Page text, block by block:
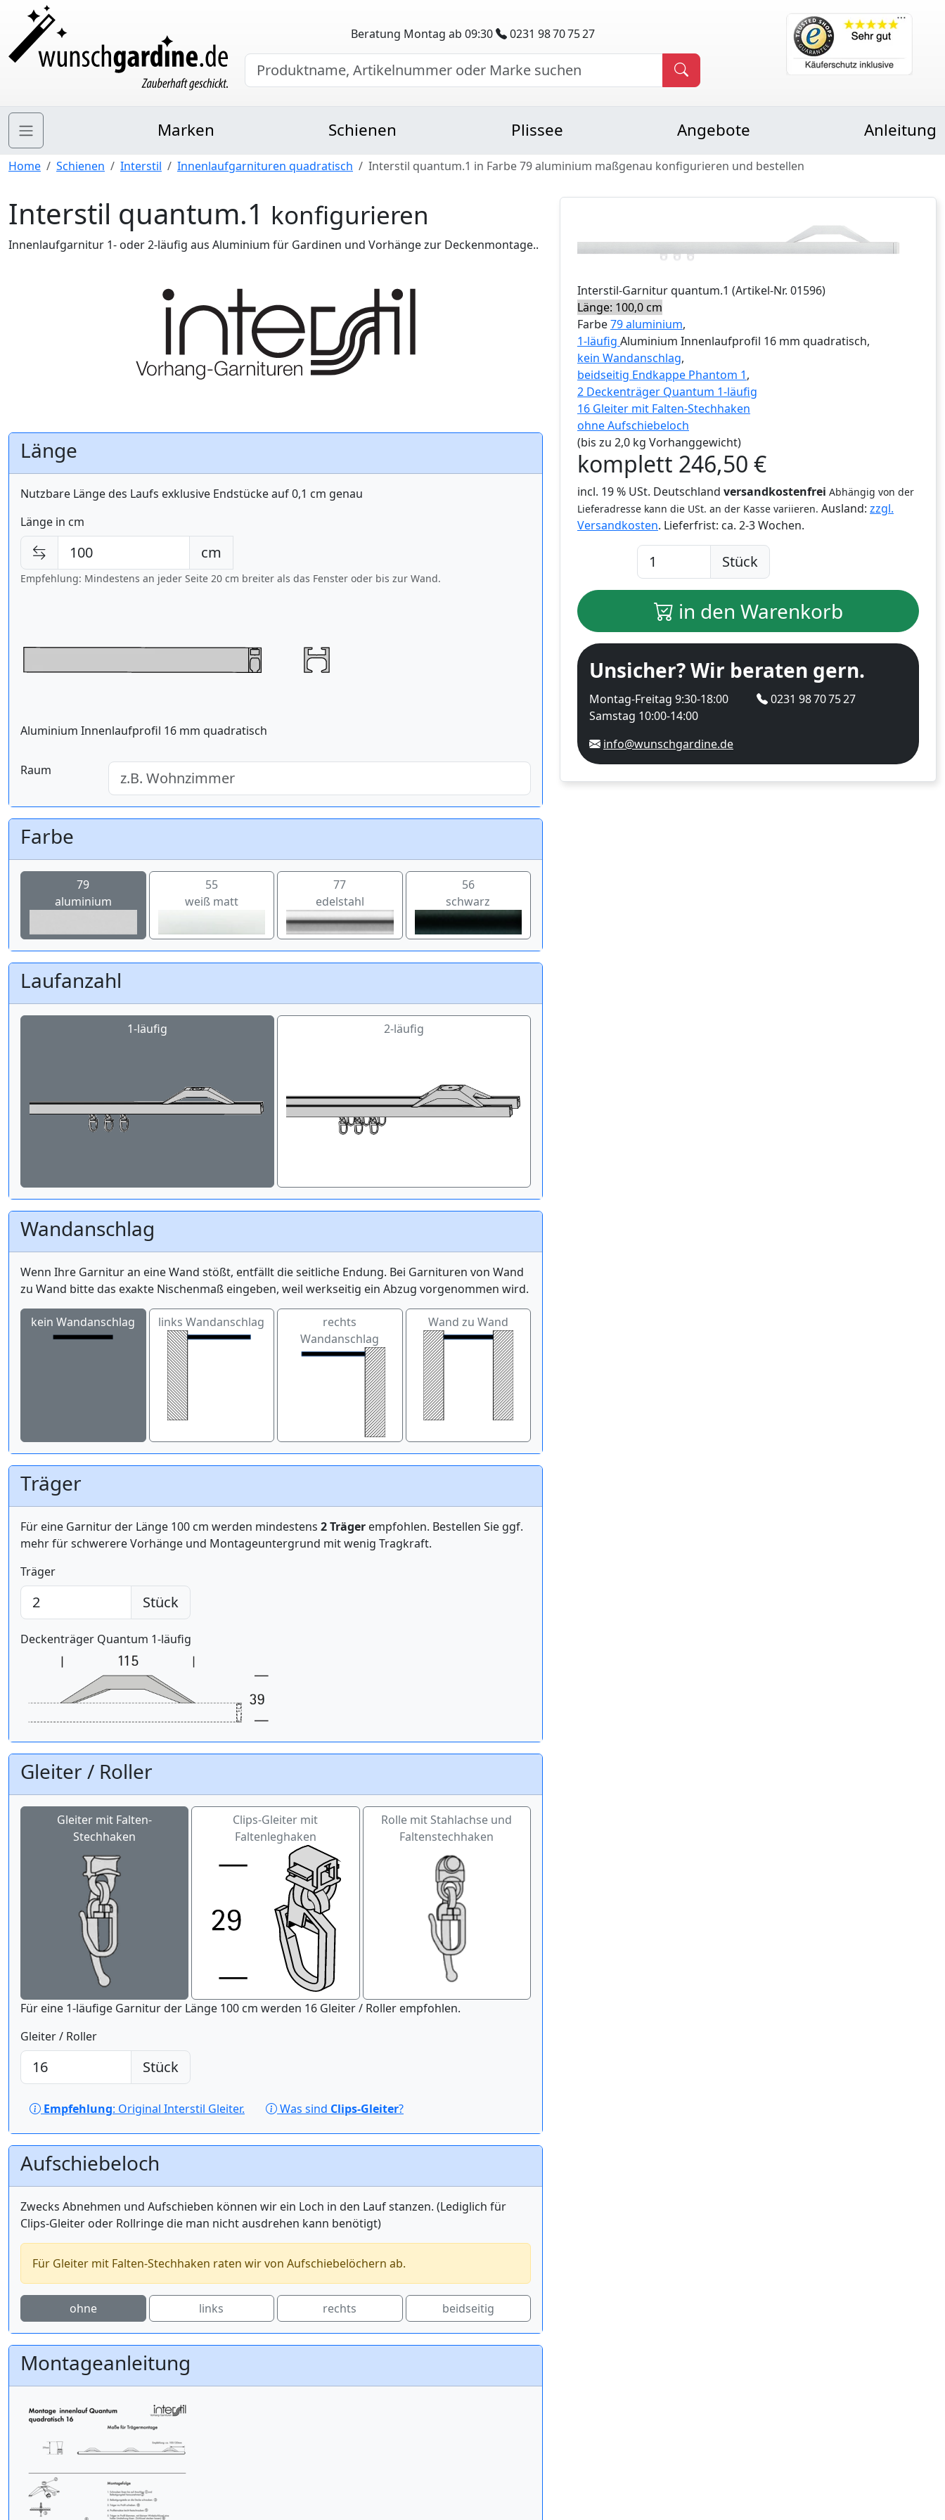
Beratung Montag ab 09:30 0231 98 70 75 27
Marken Schienen Plissee Angebote Anleitung
Home Schienen Interstil Innenlaufgarnituren quadratisch Interstil quantum.1 in Farbe 79 aluminium maßgenau konfigurieren und bestellen
Interstil quantum.1 konfigurieren
Innenlaufgarnitur 1- oder 2-läufig aus Aluminium für Gardinen und Vorhänge zur Deckenmontage..
Länge
Nutzbare Länge des Laufs exklusive Endstücke auf 0,1 cm genau
Länge in cm
cm
Empfehlung: Mindestens an jeder Seite 20 cm breiter als das Fenster oder bis zur Wand.
Aluminium Innenlaufprofil 16 mm quadratisch
Raum
Farbe
79
aluminium
55
weiß matt
77
edelstahl
56
schwarz
Laufanzahl
1-läufig 2-läufig
Wandanschlag
Wenn Ihre Garnitur an eine Wand stößt, entfällt die seitliche Endung. Bei Garnituren von Wand
zu Wand bitte das exakte Nischenmaß eingeben, weil werkseitig ein Abzug vorgenommen wird.
kein Wandanschlag links Wandanschlag
rechts
Wandanschlag
Wand zu Wand
Träger
Für eine Garnitur der Länge 100 cm werden mindestens 2 Träger empfohlen. Bestellen Sie ggf.
mehr für schwerere Vorhänge und Montageuntergrund mit wenig Tragkraft.
Träger
Stück
Deckenträger Quantum 1-läufig
Gleiter / Roller
Gleiter mit Falten-
Stechhaken
Clips-Gleiter mit
Faltenleghaken
Rolle mit Stahlachse und
Faltenstechhaken
Für eine 1-läufige Garnitur der Länge 100 cm werden 16 Gleiter / Roller empfohlen.
Gleiter / Roller
Stück
Empfehlung: Original Interstil Gleiter. Was sind Clips-Gleiter?
Aufschiebeloch
Zwecks Abnehmen und Aufschieben können wir ein Loch in den Lauf stanzen. (Lediglich für
Clips-Gleiter oder Rollringe die man nicht ausdrehen kann benötigt)
Für Gleiter mit Falten-Stechhaken raten wir von Aufschiebelöchern ab.
ohne links rechts beidseitig
Montageanleitung
Interstil-Garniturquantum.1 (Artikel-Nr. 01596)
Länge: 100,0 cm
Farbe79 aluminium,
1-läufig Aluminium Innenlaufprofil 16 mm quadratisch,
kein Wandanschlag,
beidseitig Endkappe Phantom 1,
2 Deckenträger Quantum 1-läufig
16 Gleiter mit Falten-Stechhaken
ohne Aufschiebeloch
(bis zu 2,0 kg Vorhanggewicht)
komplett 246,50 €
incl. 19 % USt. Deutschland versandkostenfrei Abhängig von der
Lieferadresse kann die USt. an der Kasse variieren. Ausland: zzgl.
Versandkosten. Lieferfrist: ca. 2-3 Wochen.
Stück
in den Warenkorb
Unsicher? Wir beraten gern.
Montag-Freitag 9:30-18:00
Samstag 10:00-14:00
0231 98 70 75 27
info@wunschgardine.de